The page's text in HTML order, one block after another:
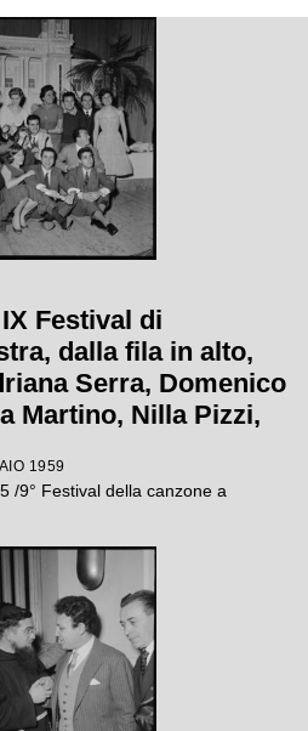
Festival di
dalla fila in alto,
Serra, Domenico
Martino, Nilla Pizzi,
Johnny Dorelli,
Reno, Gino Latilla,
Curtis, Enzo
1959
/9° Festival della canzone a